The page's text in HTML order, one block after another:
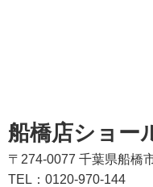
船橋店ショー
〒274-0077 千葉県船橋
TEL：0120-970-144